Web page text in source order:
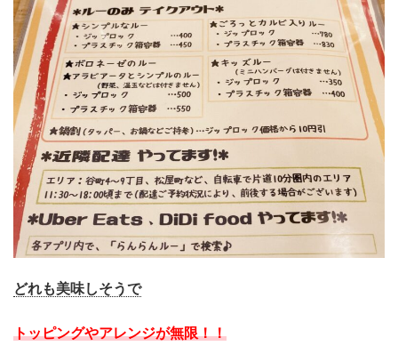
どれも美味しそうで
トッピングやアレンジが無限！！